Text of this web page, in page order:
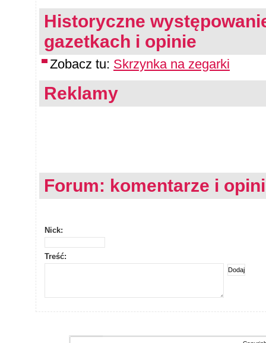
Historyczne
gazetkach i opinie
Zobacz tu: Skrzynka na zegarki
Reklamy
Forum: komentarze i
Nick:
Treść: